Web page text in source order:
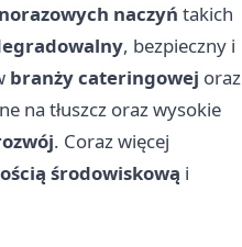
naczyń takich
, bezpieczny i
branży cateringowej oraz
na tłuszcz oraz wysokie
. Coraz więcej
środowiskową i